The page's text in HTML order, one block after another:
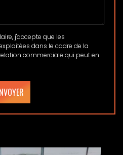
j'accepte que les
dans le cadre de la
commerciale qui peut en